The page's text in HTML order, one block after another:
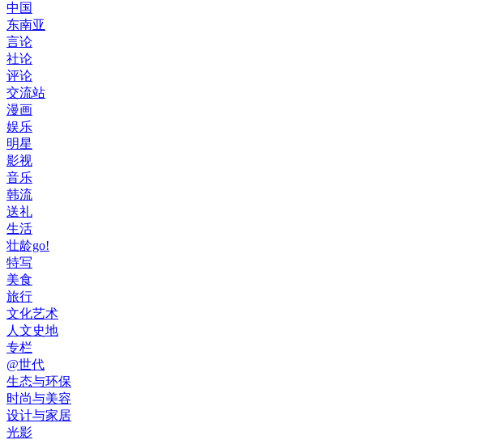
中国
东南亚
言论
社论
评论
交流站
漫画
娱乐
明星
影视
音乐
韩流
送礼
生活
壮龄go!
特写
美食
旅行
文化艺术
人文史地
专栏
@世代
生态与环保
时尚与美容
设计与家居
光影